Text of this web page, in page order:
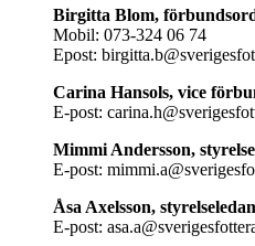
Birgitta Blom,
Mobil: 073-324 06 74
Epost:
Carina Hansols, vice
E-post:
Mimmi Andersson,
E-post:
Åsa Axelsson,
E-post: